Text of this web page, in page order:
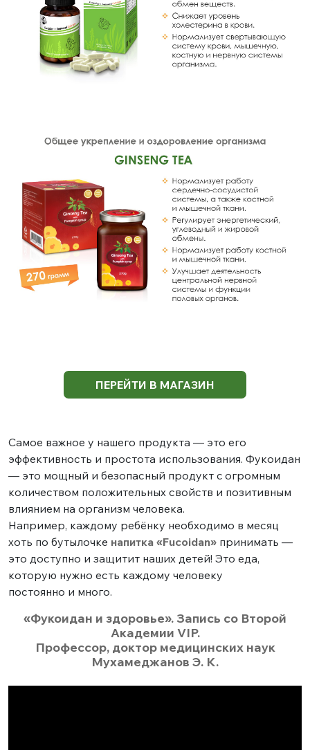
ПЕРЕЙТИ В МАГАЗИН
Самое важное у нашего продукта — это его
эффективность и простота использования. Фукоидан
— это мощный и безопасный продукт c огромным
количеством положительных свойств и позитивным
влиянием на организм человека.
Например, каждому ребёнку необходимо в месяц
хоть по бутылочке напитка «Fucoidan» принимать —
это доступно и защитит наших детей! Это еда,
которую нужно есть каждому человеку
постоянно и много.
«Фукоидан и здоровье». Запись со Второй
Академии VIP.
Профессор, доктор медицинских наук
Мухамеджанов Э. К.